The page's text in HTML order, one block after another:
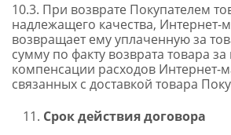
10.3. При возврате Покупателем
надлежащего качества, Интернет-
возвращает ему уплаченную за
сумму по факту возврата товара
компенсации расходов Интернет-
связанных с доставкой товара
Срок действия договора